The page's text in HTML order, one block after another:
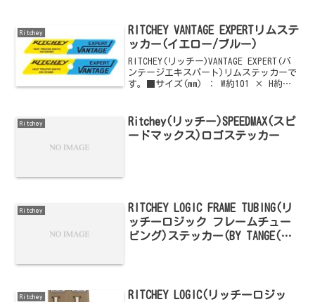
Ritchey
RITCHEY VANTAGE EXPERTリムステ
ッカー(イエロー/ブルー)
RITCHEY(リッチー)VANTAGE EXPERT(バ
ンテージエキスパート)リムステッカーで
す。■サイズ(mm) ： W約101 × H約
チー)情報は...
Ritchey
Ritchey(リッチー)SPEEDMAX(スピ
ードマックス)ロゴステッカー
Ritchey
RITCHEY LOGIC FRAME TUBING(リ
ッチーロジック フレームチュー
ビング)ステッカー(BY TANGE(タ
Ritchey
RITCHEY LOGIC(リッチーロジッ